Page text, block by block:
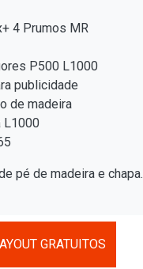
4 Prumos MR
P500 L1000
publicidade
de madeira
L1000
pé de madeira e chapa.
GRATUITOS